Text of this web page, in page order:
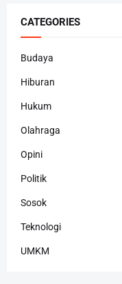
CATEGORIES
Budaya
Hiburan
Hukum
Olahraga
Opini
Politik
Sosok
Teknologi
UMKM